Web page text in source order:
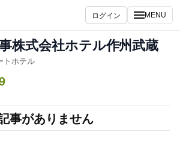
ログイン MENU
株式会社ホテル作州武蔵
ホテル
事がありません